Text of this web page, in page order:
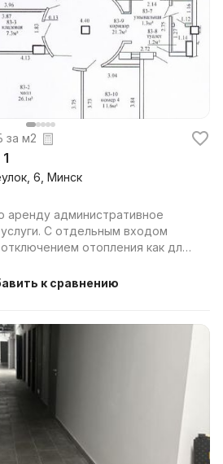
за м2
6, Минск
аренду административное
С отдельным входом
отопления как для
к сравнению